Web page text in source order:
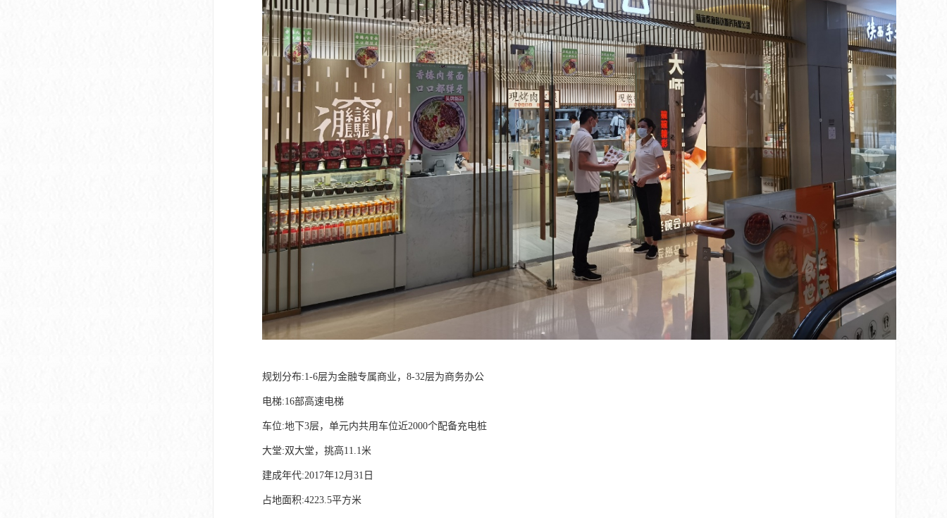
规划分布:1-6层为金融专属商业，8-32层为商务办公
电梯:16部高速电梯
车位:地下3层，单元内共用车位近2000个配备充电桩
大堂:双大堂，挑高11.1米
建成年代:2017年12月31日
占地面积:4223.5平方米